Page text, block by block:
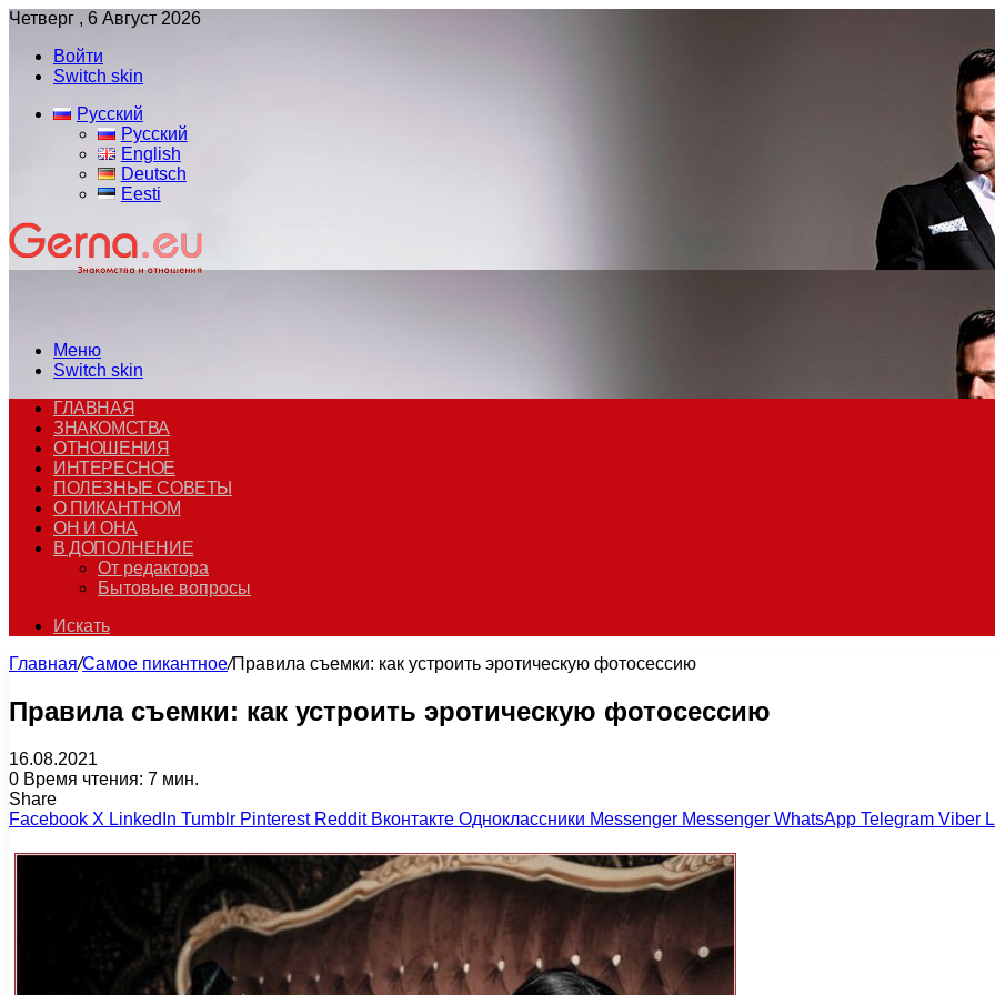
Четверг , 6 Август 2026
Войти
Switch skin
Русский
Русский
English
Deutsch
Eesti
Меню
Switch skin
ГЛАВНАЯ
ЗНАКОМСТВА
ОТНОШЕНИЯ
ИНТЕРЕСНОЕ
ПОЛЕЗНЫЕ СОВЕТЫ
О ПИКАНТНОМ
ОН И ОНА
В ДОПОЛНЕНИЕ
От редактора
Бытовые вопросы
Искать
Главная/Самое пикантное/Правила съемки: как устроить эротическую фотосессию
Правила съемки: как устроить эротическую фотосессию
16.08.2021
0 Время чтения: 7 мин.
Share
Facebook X LinkedIn Tumblr Pinterest Reddit Вконтакте Одноклассники Messenger Messenger WhatsApp Telegram Viber